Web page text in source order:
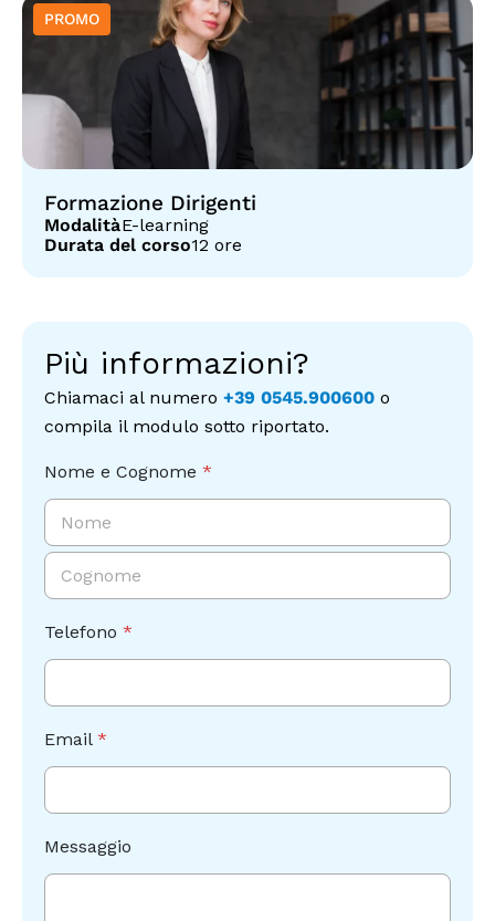
Formazione Dirigenti
ModalitàE-learning
Durata del corso12 ore
Più informazioni?
Chiamaci al numero +39 0545.900600 o
compila il modulo sotto riportato.
Nome e Cognome *
Nome
Telefono *
Email *
c
c
Messaggio